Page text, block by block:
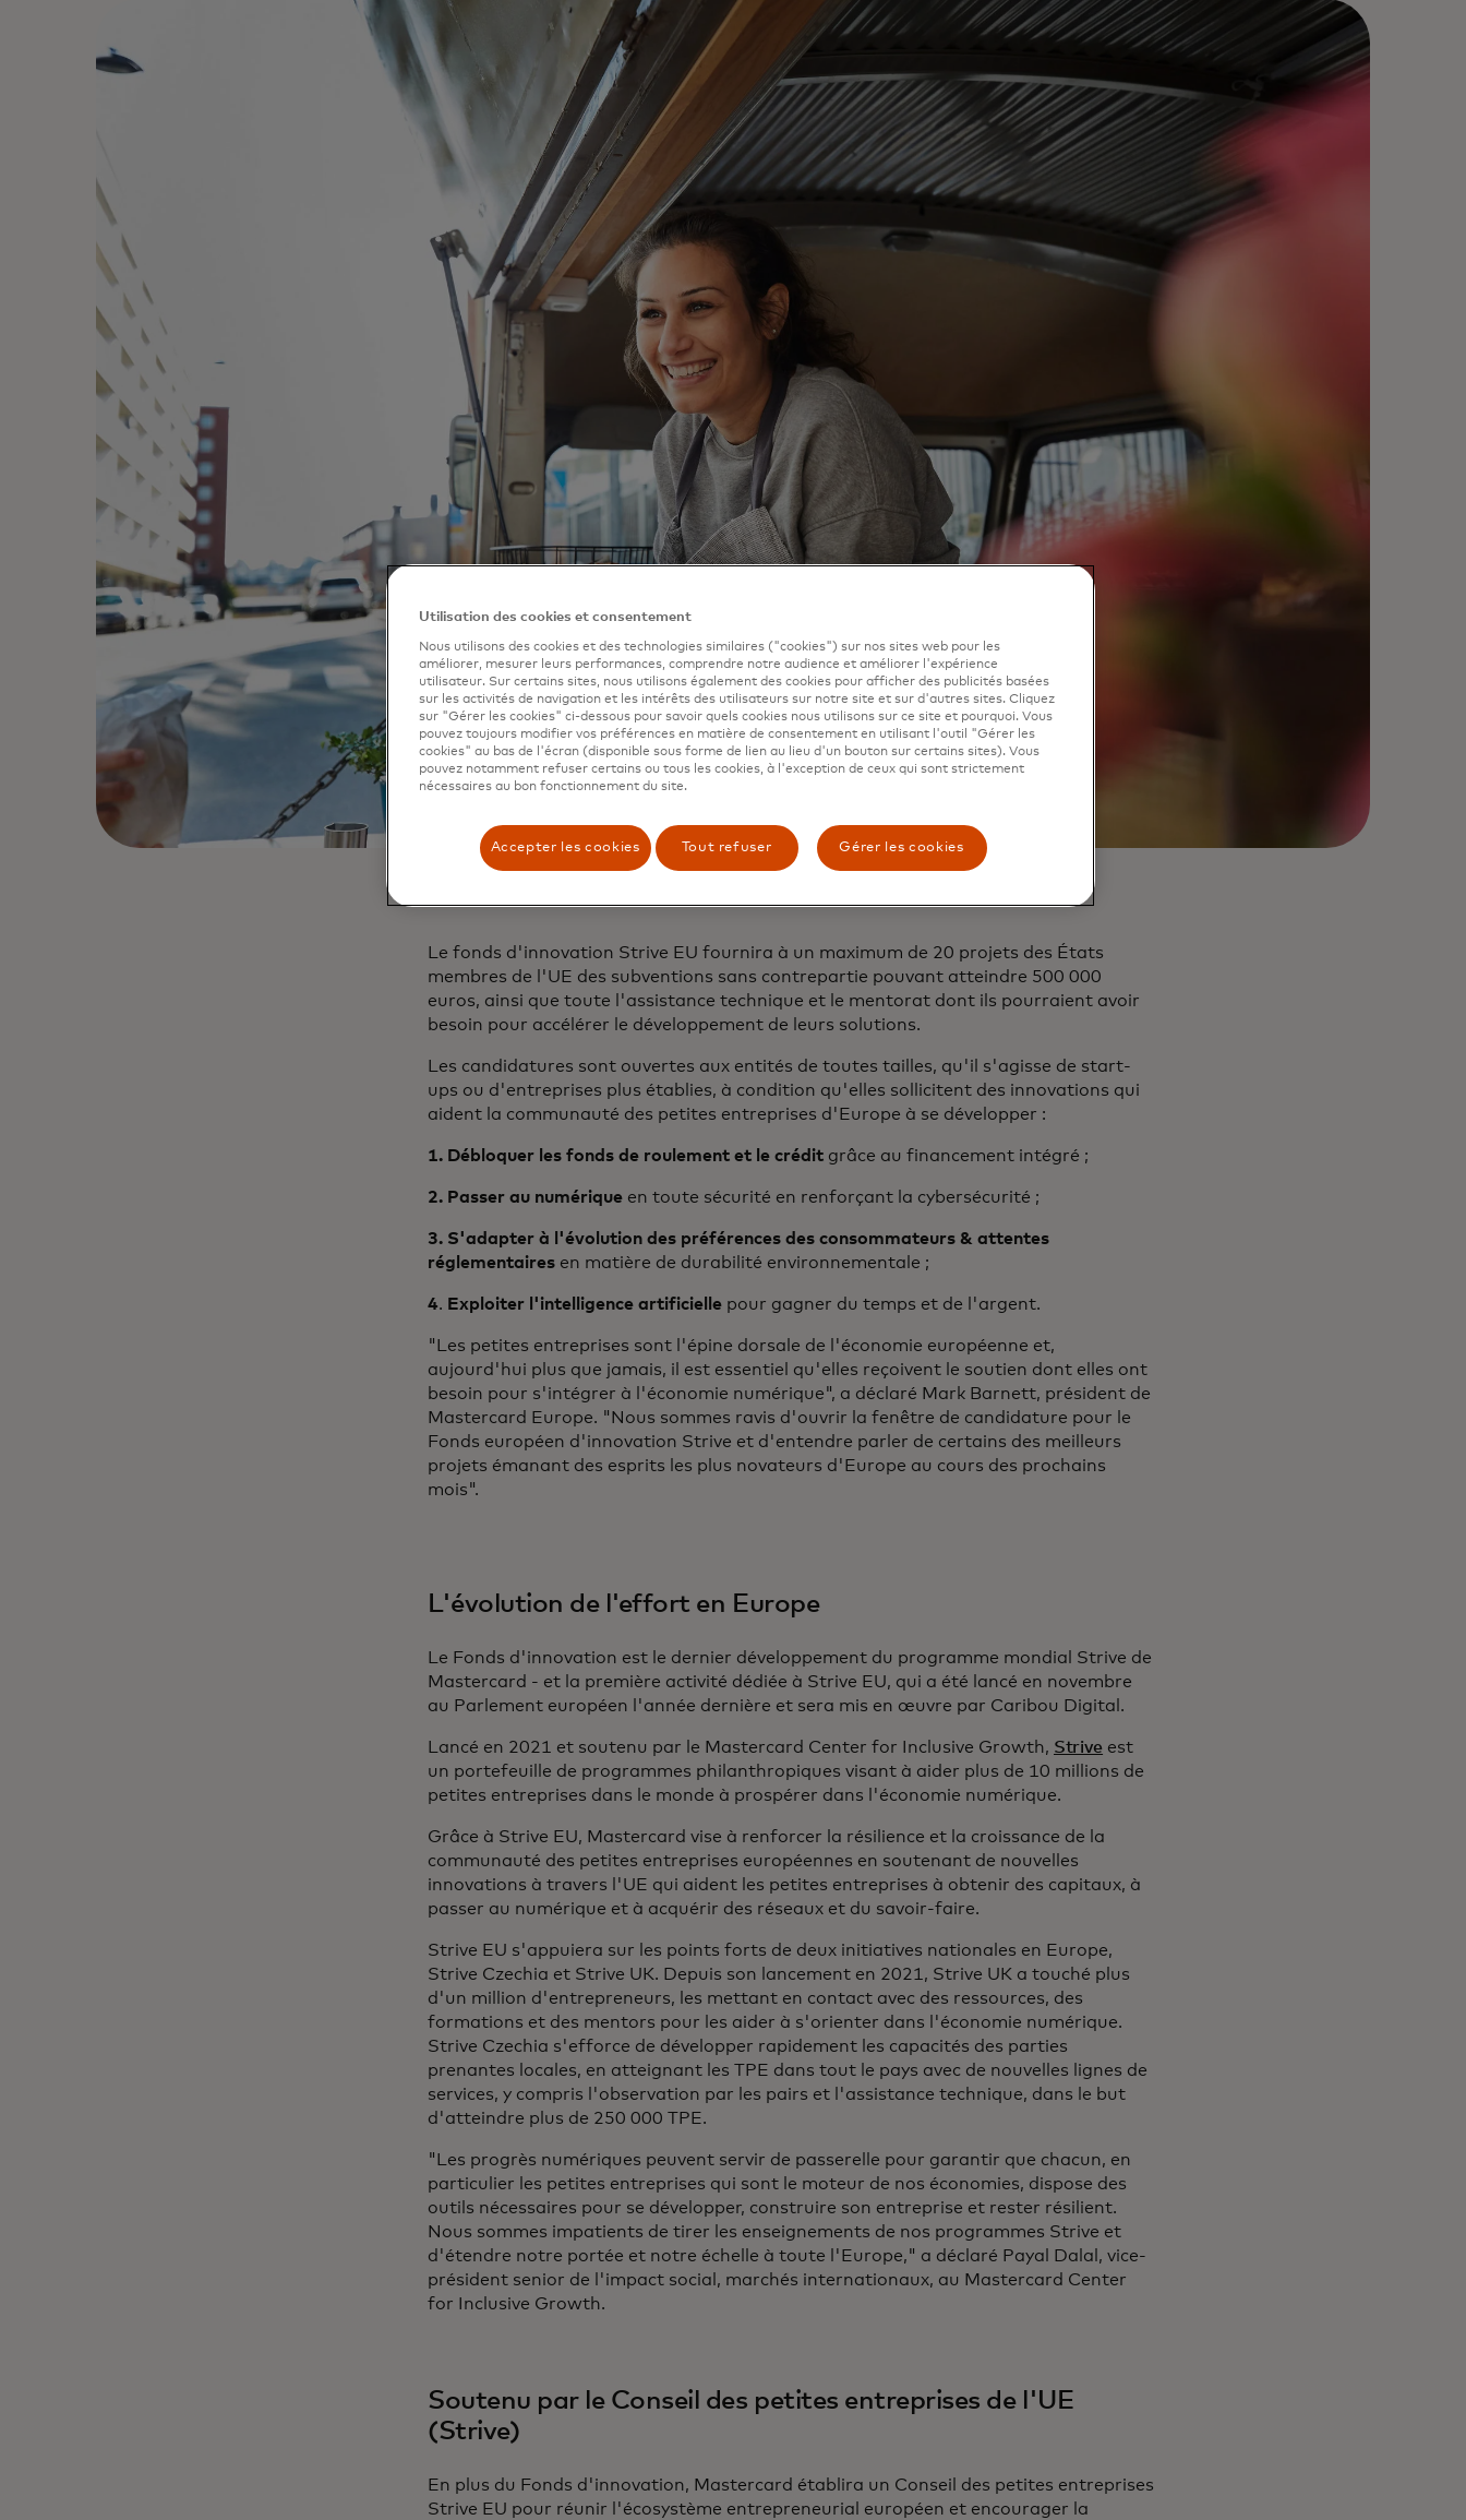
Le fonds d'innovation Strive EU fournira à un maximum de 20 projets des États
membres de l'UE des subventions sans contrepartie pouvant atteindre 500 000
euros, ainsi que toute l'assistance technique et le mentorat dont ils pourraient avoir
besoin pour accélérer le développement de leurs solutions.
Les candidatures sont ouvertes aux entités de toutes tailles, qu'il s'agisse de start-
ups ou d'entreprises plus établies, à condition qu'elles sollicitent des innovations qui
aident la communauté des petites entreprises d'Europe à se développer :
1. Débloquer les fonds de roulement et le crédit grâce au financement intégré ;
2. Passer au numérique en toute sécurité en renforçant la cybersécurité ;
3. S'adapter à l'évolution des préférences des consommateurs & attentes
réglementaires en matière de durabilité environnementale ;
4. Exploiter l'intelligence artificielle pour gagner du temps et de l'argent.
"Les petites entreprises sont l'épine dorsale de l'économie européenne et,
aujourd'hui plus que jamais, il est essentiel qu'elles reçoivent le soutien dont elles ont
besoin pour s'intégrer à l'économie numérique", a déclaré Mark Barnett, président de
Mastercard Europe. "Nous sommes ravis d'ouvrir la fenêtre de candidature pour le
Fonds européen d'innovation Strive et d'entendre parler de certains des meilleurs
projets émanant des esprits les plus novateurs d'Europe au cours des prochains
mois".
L'évolution de l'effort en Europe
Le Fonds d'innovation est le dernier développement du programme mondial Strive de
Mastercard - et la première activité dédiée à Strive EU, qui a été lancé en novembre
au Parlement européen l'année dernière et sera mis en œuvre par Caribou Digital.
Lancé en 2021 et soutenu par le Mastercard Center for Inclusive Growth, Strive est
un portefeuille de programmes philanthropiques visant à aider plus de 10 millions de
petites entreprises dans le monde à prospérer dans l'économie numérique.
Grâce à Strive EU, Mastercard vise à renforcer la résilience et la croissance de la
communauté des petites entreprises européennes en soutenant de nouvelles
innovations à travers l'UE qui aident les petites entreprises à obtenir des capitaux, à
passer au numérique et à acquérir des réseaux et du savoir-faire.
Strive EU s'appuiera sur les points forts de deux initiatives nationales en Europe,
Strive Czechia et Strive UK. Depuis son lancement en 2021, Strive UK a touché plus
d'un million d'entrepreneurs, les mettant en contact avec des ressources, des
formations et des mentors pour les aider à s'orienter dans l'économie numérique.
Strive Czechia s'efforce de développer rapidement les capacités des parties
prenantes locales, en atteignant les TPE dans tout le pays avec de nouvelles lignes de
services, y compris l'observation par les pairs et l'assistance technique, dans le but
d'atteindre plus de 250 000 TPE.
"Les progrès numériques peuvent servir de passerelle pour garantir que chacun, en
particulier les petites entreprises qui sont le moteur de nos économies, dispose des
outils nécessaires pour se développer, construire son entreprise et rester résilient.
Nous sommes impatients de tirer les enseignements de nos programmes Strive et
d'étendre notre portée et notre échelle à toute l'Europe," a déclaré Payal Dalal, vice-
président senior de l'impact social, marchés internationaux, au Mastercard Center
for Inclusive Growth.
Soutenu par le Conseil des petites entreprises de l'UE
(Strive)
En plus du Fonds d'innovation, Mastercard établira un Conseil des petites entreprises
Strive EU pour réunir l'écosystème entrepreneurial européen et encourager la
Utilisation des cookies et consentement
Nous utilisons des cookies et des technologies similaires ("cookies") sur nos sites web pour les
améliorer, mesurer leurs performances, comprendre notre audience et améliorer l'expérience
utilisateur. Sur certains sites, nous utilisons également des cookies pour afficher des publicités basées
sur les activités de navigation et les intérêts des utilisateurs sur notre site et sur d'autres sites. Cliquez
sur "Gérer les cookies" ci-dessous pour savoir quels cookies nous utilisons sur ce site et pourquoi. Vous
pouvez toujours modifier vos préférences en matière de consentement en utilisant l'outil "Gérer les
cookies" au bas de l'écran (disponible sous forme de lien au lieu d'un bouton sur certains sites). Vous
pouvez notamment refuser certains ou tous les cookies, à l'exception de ceux qui sont strictement
nécessaires au bon fonctionnement du site.
Accepter les cookies Tout refuser Gérer les cookies